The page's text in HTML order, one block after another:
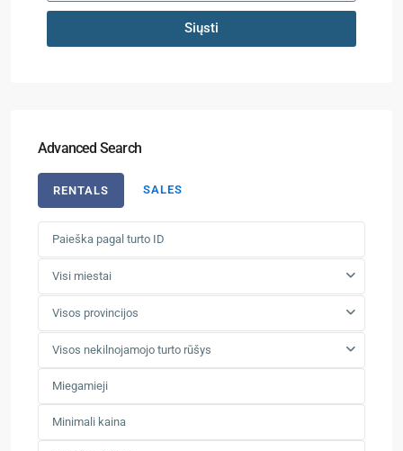
Siųsti
Advanced Search
RENTALS SALES
Visi miestai
Visos provincijos
Visos nekilnojamojo turto rūšys